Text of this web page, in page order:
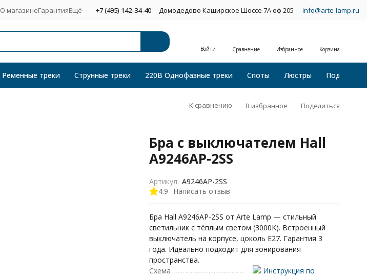
О магазинеГарантияЕщё +7 (495) 142-34-40 Домодедово Каширское Шоссе 7А оф 205 info@arte-lamp.ru
Войти Сравнение Избранное Корзина
Ременные треки Струнные треки 220В Однофазные треки Споты Люстры Подвесные
К сравнению В избранное Поделиться
Бра с выключателем Hall
A9246AP-2SS
4.9 Написать отзыв
Артикул: A9246AP-2SS
Бра Hall A9246AP-2SS от Arte Lamp — стильный
светильник с тёплым светом (3000K). Встроенный
выключатель на корпусе, цоколь E27. Гарантия 3
года. Идеально подходит для зонирования
пространства.
Схема
Инструкция по